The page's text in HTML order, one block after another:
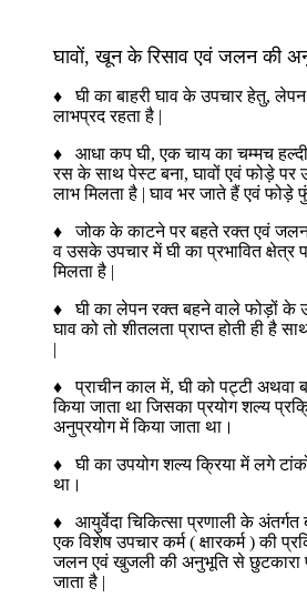
घावों, खून के रिसाव एवं जलन की
♦ घी का बाहरी घाव के उपचार हेतु,
लाभप्रद रहता है |
♦ आधा कप घी, एक चाय का चम्मच
रस के साथ पेस्ट बना, घावों एवं फोड़े
लाभ मिलता है | घाव भर जाते हैं एवं फोड़े
♦ जोक के काटने पर बहते रक्त एवं जलन
व उसके उपचार में घी का प्रभावित
मिलता है |
♦ घी का लेपन रक्त बहने वाले फोड़ों के
घाव को तो शीतलता प्राप्त होती ही है
|
♦ प्राचीन काल में, घी को पट्टी अथवा
किया जाता था जिसका प्रयोग शल्य
अनुप्रयोग में किया जाता था।
♦ घी का उपयोग शल्य क्रिया में लगे
था।
♦ आयुर्वेदा चिकित्सा प्रणाली के अंतर्गत
एक विशेष उपचार कर्म ( क्षारकर्म ) की
जलन एवं खुजली की अनुभूति से छुटकारा
जाता है |